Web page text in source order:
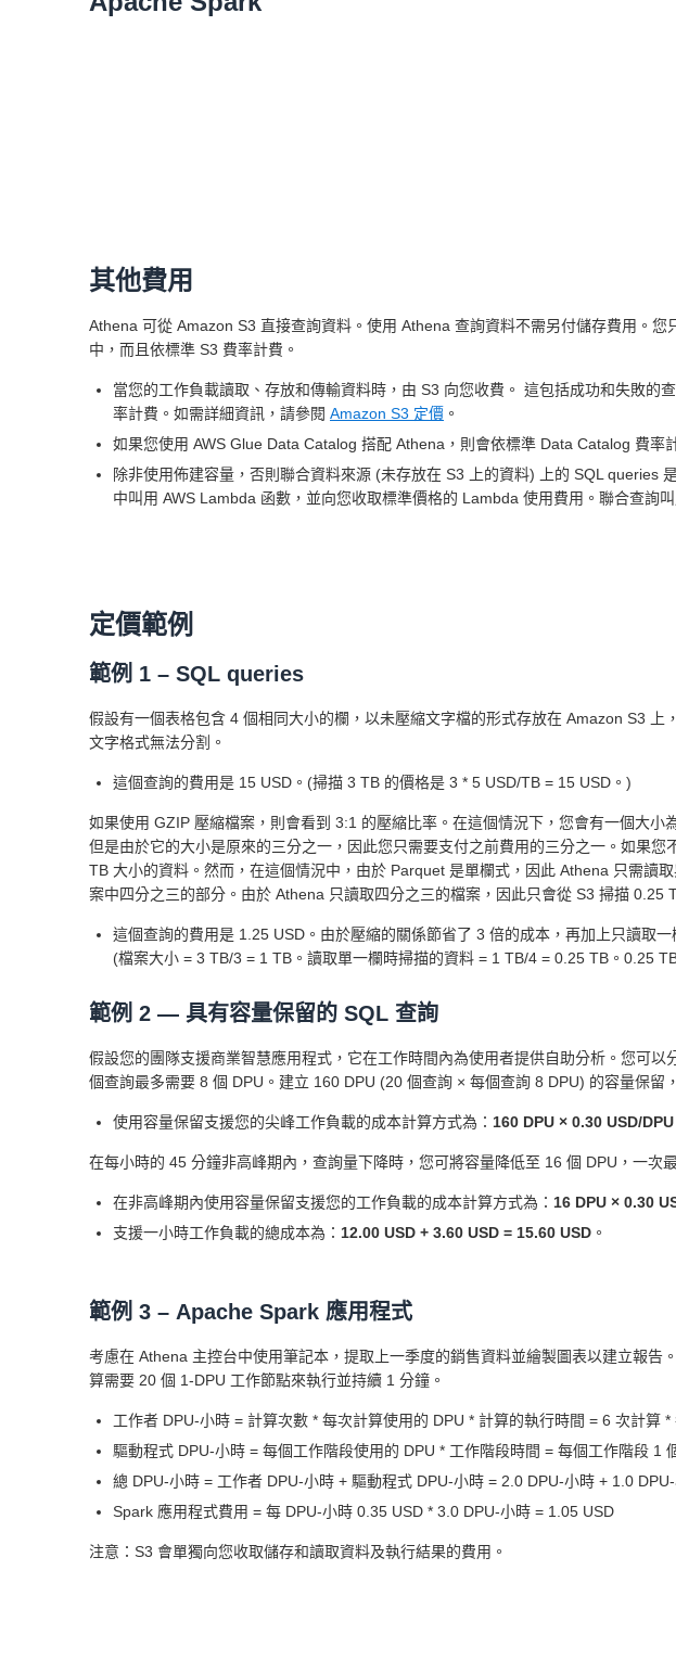
其他費用
Athena 可從 Amazon S3 直接查詢資料。使用 Athena 查詢資料不需另付儲存費用。
中，而且依標準 S3 費率計費。
當您的工作負載讀取、存放和傳輸資料時，由 S3 向您收費。 這包括成功和失敗
率計費。如需詳細資訊，請參閱 Amazon S3 定價 。
如果您使用 AWS Glue Data Catalog 搭配 Athena，則會依標準 Data Catalog 費率
除非使用佈建容量，否則聯合資料來源 (未存放在 S3 上的資料) 上的 SQL queries
中叫用 AWS Lambda 函數，並向您收取標準價格的 Lambda 使用費用。聯合查詢
定價範例
範例 1 – SQL queries
假設有一個表格包含 4 個相同大小的欄，以未壓縮文字檔的形式存放在 Amazon S3
文字格式無法分割。
這個查詢的費用是 15 USD。(掃描 3 TB 的價格是 3 * 5 USD/TB = 15 USD。)
如果使用 GZIP 壓縮檔案，則會看到 3:1 的壓縮比率。在這個情況下，您會有一個大
但是由於它的大小是原來的三分之一，因此您只需要支付之前費用的三分之一。如果
TB 大小的資料。然而，在這個情況中，由於 Parquet 是單欄式，因此 Athena 只需讀
案中四分之三的部分。由於 Athena 只讀取四分之三的檔案，因此只會從 S3 掃描 0.25
這個查詢的費用是 1.25 USD。由於壓縮的關係節省了 3 倍的成本，再加上只讀取
(檔案大小 = 3 TB/3 = 1 TB。讀取單一欄時掃描的資料 = 1 TB/4 = 0.25 TB。0.25
範例 2 — 具有容量保留的 SQL 查詢
假設您的團隊支援商業智慧應用程式，它在工作時間內為使用者提供自助分析。您可
個查詢最多需要 8 個 DPU。建立 160 DPU (20 個查詢 × 每個查詢 8 DPU) 的容量保留
使用容量保留支援您的尖峰工作負載的成本計算方式為： 160 DPU × 0.30 USD/
在每小時的 45 分鐘非高峰期內，查詢量下降時，您可將容量降低至 16 個 DPU，一次
在非高峰期內使用容量保留支援您的工作負載的成本計算方式為： 16 DPU × 0.30
支援一小時工作負載的總成本為： 12.00 USD + 3.60 USD = 15.60 USD 。
範例 3 – Apache Spark 應用程式
考慮在 Athena 主控台中使用筆記本，提取上一季度的銷售資料並繪製圖表以建立報
算需要 20 個 1-DPU 工作節點來執行並持續 1 分鐘。
工作者 DPU-小時 = 計算次數 * 每次計算使用的 DPU * 計算的執行時間 = 6 次計算
驅動程式 DPU-小時 = 每個工作階段使用的 DPU * 工作階段時間 = 每個工作階段 1
總 DPU-小時 = 工作者 DPU-小時 + 驅動程式 DPU-小時 = 2.0 DPU-小時 + 1.0
Spark 應用程式費用 = 每 DPU-小時 0.35 USD * 3.0 DPU-小時 = 1.05 USD
注意：S3 會單獨向您收取儲存和讀取資料及執行結果的費用。